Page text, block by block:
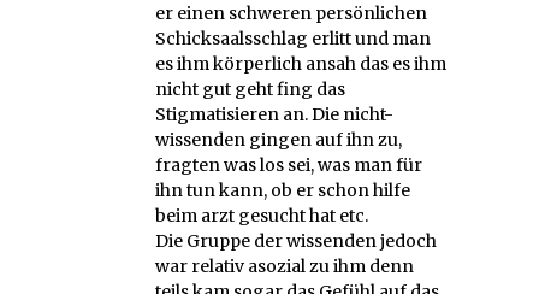
er einen schweren persönlichen
Schicksaalsschlag erlitt und man
es ihm körperlich ansah das es ihm
nicht gut geht fing das
Stigmatisieren an. Die nicht-
wissenden gingen auf ihn zu,
fragten was los sei, was man für
ihn tun kann, ob er schon hilfe
beim arzt gesucht hat etc.
Die Gruppe der wissenden jedoch
war relativ asozial zu ihm denn